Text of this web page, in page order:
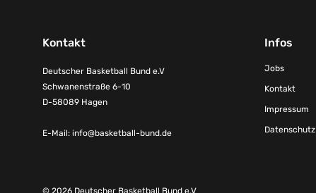
Kontakt
Deutscher Basketball Bund e.V
Schwanenstraße 6-10
D-58089 Hagen
E-Mail: info@basketball-bund.de
Infos
Jobs
Kontakt
Impressum
Datenschutz
© 2026 Deutscher Basketball Bund e.V